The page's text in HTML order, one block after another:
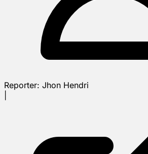
Reporter: Jhon Hendri